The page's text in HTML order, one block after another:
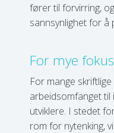
fører til forvirring,
sannsynlighet for å
For mye
For mange
arbeidsomfanget til
utviklere. I stedet
rom for nytenking,